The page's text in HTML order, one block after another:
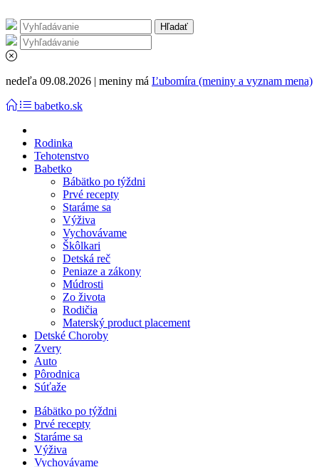
nedeľa 09.08.2026 | meniny má Ľubomíra (meniny a vyznam mena)
babetko.sk
Rodinka
Tehotenstvo
Babetko
Bábätko po týždni
Prvé recepty
Staráme sa
Výživa
Vychovávame
Škôlkari
Detská reč
Peniaze a zákony
Múdrosti
Zo života
Rodičia
Materský product placement
Detské Choroby
Zvery
Auto
Pôrodnica
Súťaže
Bábätko po týždni
Prvé recepty
Staráme sa
Výživa
Vychovávame